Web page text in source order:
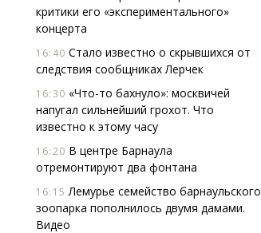
критики его «экспериментального»
концерта
16:40 Стало известно о скрывшихся от
следствия сообщниках Лерчек
16:30 «Что-то бахнуло»: москвичей
напугал сильнейший грохот. Что
известно к этому часу
16:20 В центре Барнаула
отремонтируют два фонтана
16:15 Лемурье семейство барнаульского
зоопарка пополнилось двумя дамами.
Видео